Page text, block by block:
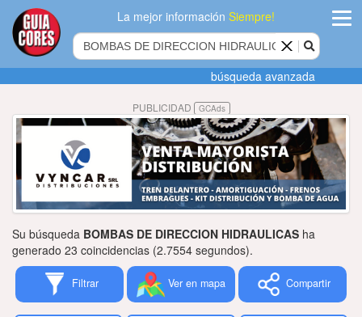
La mejor informaciónSiempre!
Agregar
empresa
Actualizar
datos
Publicidad
Tiendacores
búsqueda avanzada
PUBLICIDAD GCAds
Su búsqueda BOMBAS DE DIRECCION HIDRAULICAS ha
generado 23 coincidencias (2.7554 segundos).
Filtrar Ver en mapa Compartir